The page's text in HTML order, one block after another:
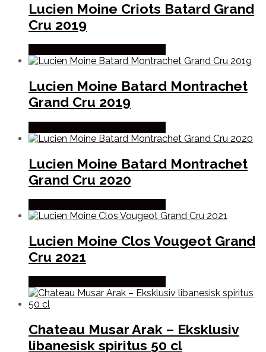
Lucien Moine Criots Batard Grand
Cru 2019
Lucien Moine Batard Montrachet
Grand Cru 2019
Lucien Moine Batard Montrachet
Grand Cru 2020
Lucien Moine Clos Vougeot Grand
Cru 2021
Chateau Musar Arak – Eksklusiv
libanesisk spiritus 50 cl